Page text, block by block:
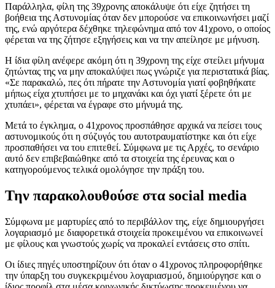
Παράλληλα, φίλη της 39χρονης αποκάλυψε ότι είχε ζητήσει τη
βοήθεια της Αστυνομίας όταν δεν μπορούσε να επικοινωνήσει μαζί
της, ενώ αργότερα δέχθηκε τηλεφώνημα από τον 41χρονο, ο οποίος
φέρεται να της ζήτησε εξηγήσεις και να την απείλησε με μήνυση.
Η ίδια φίλη ανέφερε ακόμη ότι η 39χρονη της είχε στείλει μήνυμα
ζητώντας της να μην αποκαλύψει πως γνώριζε για περιστατικά βίας.
«Σε παρακαλώ, πες ότι πήρατε την Αστυνομία γιατί φοβηθήκατε
μήπως είχα χτυπήσει με το μηχανάκι και όχι γιατί ξέρετε ότι με
χτυπάει», φέρεται να έγραφε στο μήνυμά της.
Μετά το έγκλημα, ο 41χρονος προσπάθησε αρχικά να πείσει τους
αστυνομικούς ότι η σύζυγός του αυτοτραυματίστηκε και ότι είχε
προσπαθήσει να του επιτεθεί. Σύμφωνα με τις Αρχές, το σενάριο
αυτό δεν επιβεβαιώθηκε από τα στοιχεία της έρευνας και ο
κατηγορούμενος τελικά ομολόγησε την πράξη του.
Την παρακολουθούσε στα social media
Σύμφωνα με μαρτυρίες από το περιβάλλον της, είχε δημιουργήσει
λογαριασμό με διαφορετικά στοιχεία προκειμένου να επικοινωνεί
με φίλους και γνωστούς χωρίς να προκαλεί εντάσεις στο σπίτι.
Οι ίδιες πηγές υποστηρίζουν ότι όταν ο 41χρονος πληροφορήθηκε
την ύπαρξη του συγκεκριμένου λογαριασμού, δημιούργησε και ο